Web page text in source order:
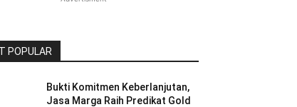
POPULAR
Bukti Komitmen Keberlanjutan,
Jasa Marga Raih Predikat Gold